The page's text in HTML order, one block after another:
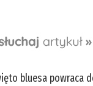
bluesa powraca